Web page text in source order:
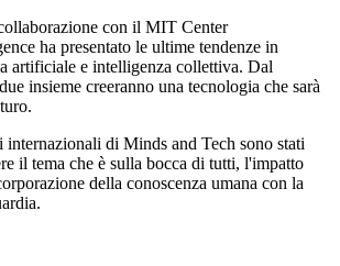
con il MIT Center
ha presentato le ultime tendenze in
artificiale e intelligenza collettiva. Dal
insieme creeranno una tecnologia che sarà
di Minds and Tech sono stati
il tema che è sulla bocca di tutti, l'impatto
della conoscenza umana con la